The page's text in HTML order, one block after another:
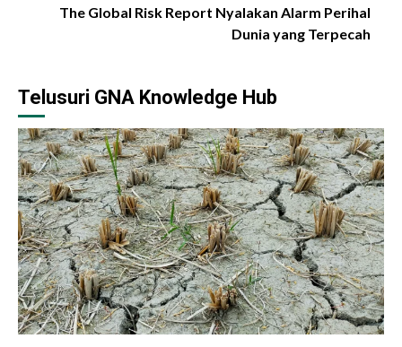
The Global Risk Report Nyalakan Alarm Perihal
Dunia yang Terpecah
Telusuri GNA Knowledge Hub